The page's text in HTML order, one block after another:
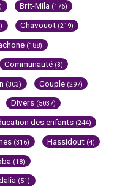
Brit-Mila (176)
Chavouot (219)
(188)
Communauté (3)
(303) Couple (297)
Divers (5037)
des enfants (244)
(316) Hassidout (4)
(18)
(51)